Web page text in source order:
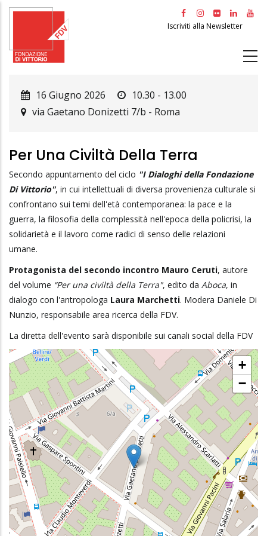
Salta
principale
Iscriviti alla Newsletter
16 Giugno 2026
10.30 - 13.00
via Gaetano Donizetti 7/b - Roma
Per Una Civiltà Della Terra
Secondo appuntamento del ciclo "I Dialoghi della Fondazione
Di Vittorio", in cui intellettuali di diversa provenienza culturale si
confrontano sui temi dell'età contemporanea: la pace e la
guerra, la filosofia della complessità nell'epoca della policrisi, la
solidarietà e il lavoro come radici di senso delle relazioni
umane.
Protagonista del secondo incontro Mauro Ceruti, autore
del volume “Per una civiltà della Terra", edito da Aboca, in
dialogo con l'antropologa Laura Marchetti. Modera Daniele Di
Nunzio, responsabile area ricerca della FDV.
La diretta dell'evento sarà disponibile sui canali social della FDV
+
−